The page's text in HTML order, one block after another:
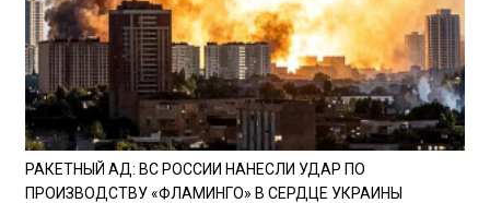
РАКЕТНЫЙ АД: ВС РОССИИ НАНЕСЛИ УДАР ПО
ПРОИЗВОДСТВУ «ФЛАМИНГО» В СЕРДЦЕ УКРАИНЫ